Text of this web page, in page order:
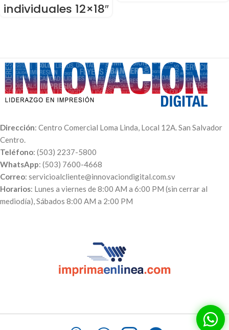
individuales 12×18″
Dirección: Centro Comercial Loma Linda, Local 12A. San Salvador
Centro.
Teléfono: (503) 2237-5800
WhatsApp: (503) 7600-4668
Correo: servicioalcliente@innovaciondigital.com.sv
Horarios: Lunes a viernes de 8:00 AM a 6:00 PM (sin cerrar al
mediodía), Sábados 8:00 AM a 2:00 PM